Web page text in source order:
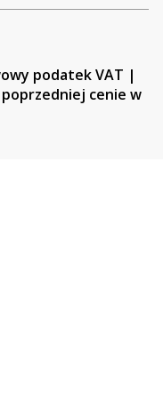
podatek VAT |
cenie w